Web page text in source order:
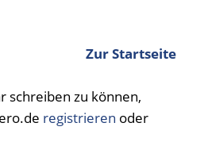
Zur Startseite
schreiben zu können,
registrieren oder